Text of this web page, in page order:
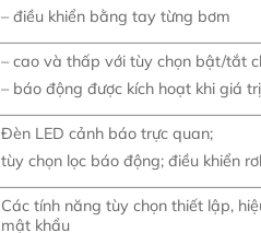
– điều khiển bằng tay từng bơm
– cao và thấp với tùy chọn bật/tắt
– báo động được kích hoạt khi giá
Đèn LED cảnh báo trực quan;
tùy chọn lọc báo động; điều khiển
Các tính năng tùy chọn thiết lập,
mật khẩu